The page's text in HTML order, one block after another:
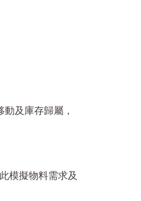
及庫存歸屬，
模擬物料需求及